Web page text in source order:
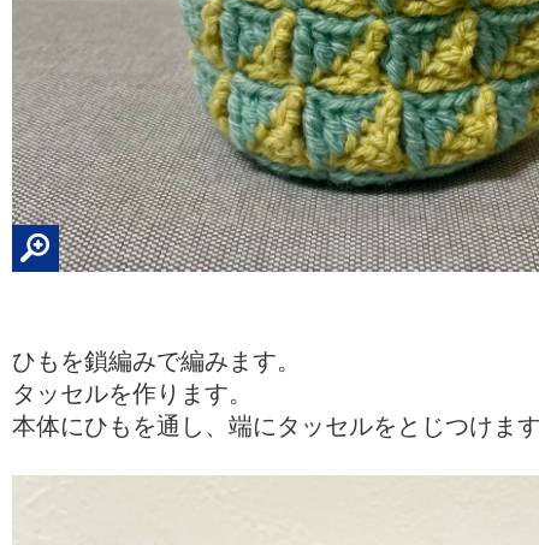
ひもを鎖編みで編みます。
タッセルを作ります。
本体にひもを通し、端にタッセルをとじつけま